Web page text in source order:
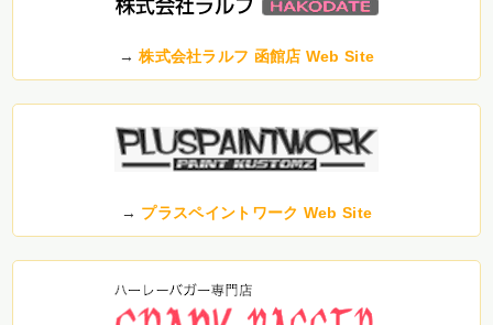
→株式会社ラルフ 函館店 Web Site
→ プラスペイントワーク Web Site